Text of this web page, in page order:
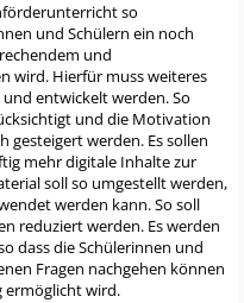
so
und Schülern ein noch
und
wird. Hierfür muss weiteres
entwickelt werden. So
und die Motivation
gesteigert werden. Es sollen
mehr digitale Inhalte zur
soll so umgestellt werden,
werden kann. So soll
reduziert werden. Es werden
dass die Schülerinnen und
Fragen nachgehen können
ermöglicht wird.